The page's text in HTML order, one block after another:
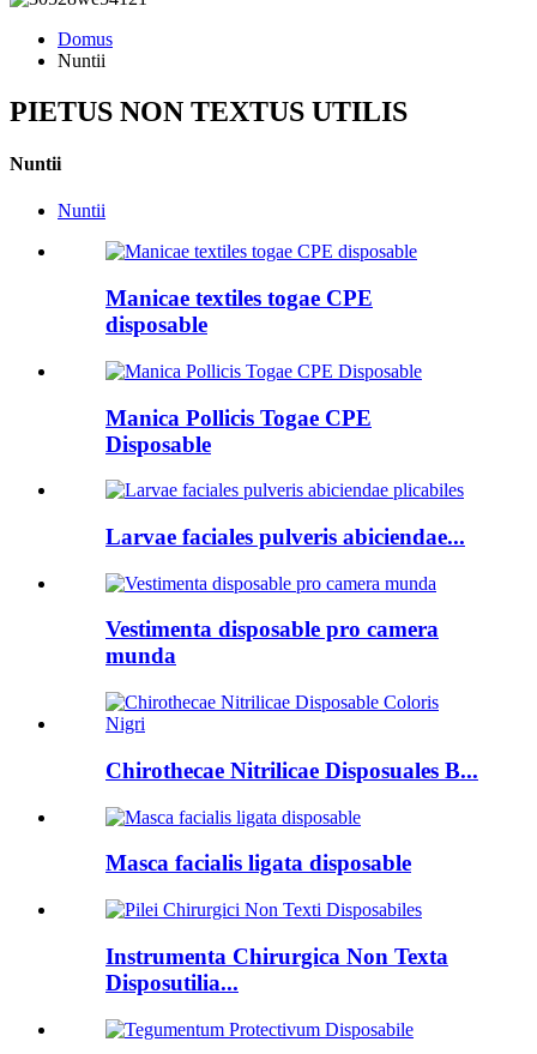
Domus
Nuntii
PIETUS NON TEXTUS UTILIS
Nuntii
Nuntii
Manicae textiles togae CPE
disposable
Manica Pollicis Togae CPE
Disposable
Larvae faciales pulveris abiciendae...
Vestimenta disposable pro camera
munda
Chirothecae Nitrilicae Disposuales B...
Masca facialis ligata disposable
Instrumenta Chirurgica Non Texta
Disposutilia...